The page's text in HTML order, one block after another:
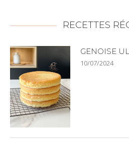
RECETTES
GENOISE
10/07/2024